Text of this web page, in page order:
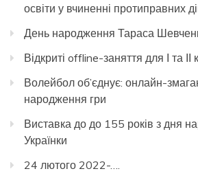
освіти у вчиненні протиправних
День народження Тараса
Відкриті offline-заняття для І та ІІ
Волейбол об’єднує: онлайн-
народження гри
Виставка до до 155 років з дня
Українки
24 лютого 2022-….